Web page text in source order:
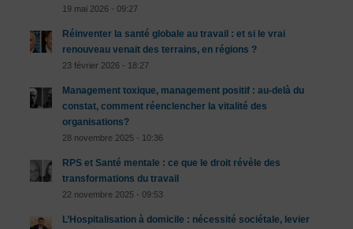
19 mai 2026 - 09:27
Réinventer la santé globale au travail : et si le vrai
renouveau venait des terrains, en régions ?
23 février 2026 - 18:27
Management toxique, management positif : au-delà du
constat, comment réenclencher la vitalité des
organisations?
28 novembre 2025 - 10:36
RPS et Santé mentale : ce que le droit révèle des
transformations du travail
22 novembre 2025 - 09:53
L’Hospitalisation à domicile : nécessité sociétale, levier